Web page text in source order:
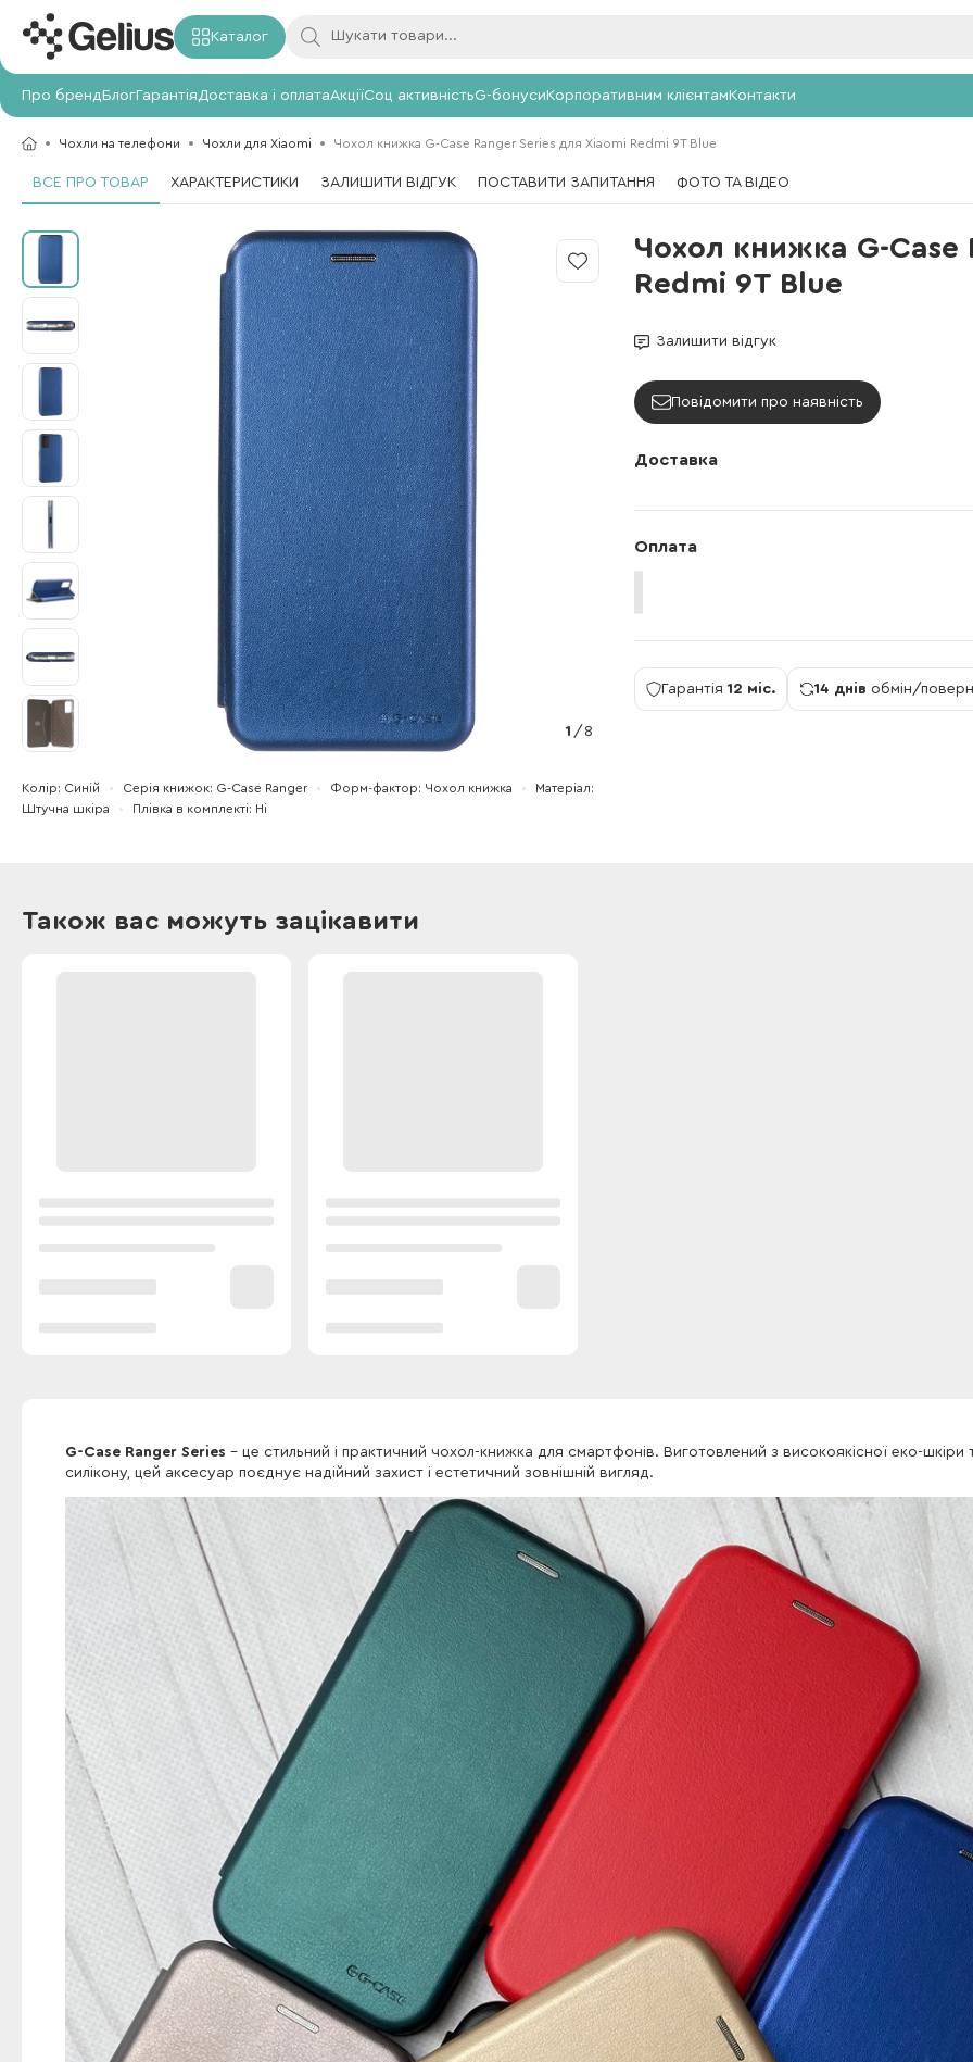
Каталог
Про брендБлогГарантія Доставка і оплатаАкціїСоц активністьG-бонусиКорпоративним клієнтамКонтакти
Чохли на телефони Чохли для Xiaomi Чохол книжка G-Case Ranger Series для Xiaomi Redmi 9T Blue
ВСЕ ПРО ТОВАР ХАРАКТЕРИСТИКИ ЗАЛИШИТИ ВІДГУК ПОСТАВИТИ ЗАПИТАННЯ ФОТО ТА ВІДЕО
Чохол книжка G-Case
Redmi 9T Blue
Залишити відгук
1 / 8
Колір Синій Серія книжок G-Case Ranger Форм-фактор Чохол книжка
Матеріал
Штучна шкіра
Плівка в комплекті Ні
Повідомити про наявність
Доставка
Оплата
Гарантія 12 міс. 14 днів обмін/
Також вас можуть зацікавити
G-Case Ranger Series - це стильний і практичний чохол-книжка для смартфонів. Виготовлений з високоякісної еко-шкіри
силікону, цей аксесуар поєднує надійний захист і естетичний зовнішній вигляд.